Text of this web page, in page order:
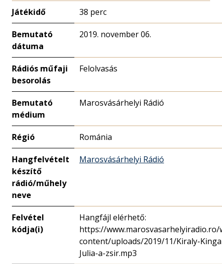
Játékidő 38 perc
Bemutató
dátuma
2019. november 06.
Rádiós műfaji
besorolás
Felolvasás
Bemutató
médium
Marosvásárhelyi Rádió
Régió Románia
Hangfelvételt
készítő
rádió/műhely
neve
Marosvásárhelyi Rádió
Felvétel
kódja(i)
Hangfájl elérhető:
https://www.marosvasarhelyiradio.ro/
content/uploads/2019/11/Kiraly-
Julia-a-zsir.mp3